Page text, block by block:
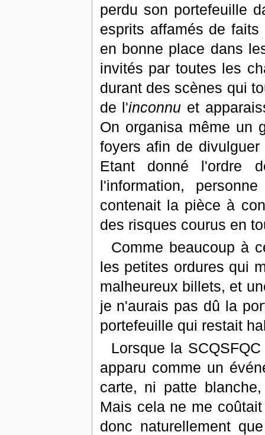
perdu son portefeuille
esprits affamés de
en bonne place dans
invités par toutes les
durant des scènes qui
de l'inconnu et
On organisa même un
foyers afin de
Etant donné l'ordre
l'information,
contenait la pièce à
des risques courus en
Comme beaucoup à
les petites ordures qui
malheureux billets, et
je n'aurais pas dû la
portefeuille qui restait
Lorsque la
apparu comme un
carte, ni patte
Mais cela ne me
donc naturellement